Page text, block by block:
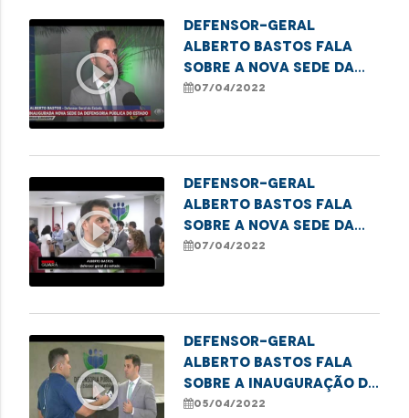
play_circle_outline
Defensor-geral
Alberto Bastos fala
sobre a nova sede da
DPE e ressalta a
07/04/2022
play_circle_outline
Defensor-geral
Alberto Bastos fala
sobre a nova sede da
DPE e ressalta as
07/04/2022
play_circle_outline
Defensor-geral
Alberto Bastos fala
sobre a inauguração da
nova sede da
05/04/2022